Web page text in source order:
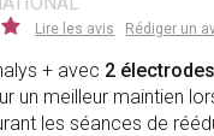
Lire les avis Rédiger un
+ avec 2
un meilleur maintien
les séances de